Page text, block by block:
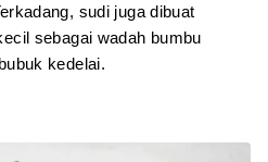
sudi juga dibuat
sebagai wadah bumbu
kedelai.